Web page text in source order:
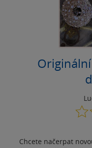
Chcete načerpat